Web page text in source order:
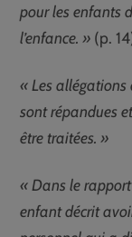
pour les enfants
l’enfance. » (p.
« Les allégations
sont répandues
être traitées. »
« Dans le
enfant décrit